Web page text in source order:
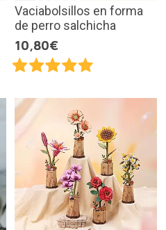
Vaciabolsillos en forma
de perro salchicha
10,80€